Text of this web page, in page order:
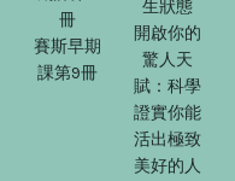
賽斯早期
課第9冊
開啟你的
驚人天
賦：科學
證實你能
活出極致
美好的人